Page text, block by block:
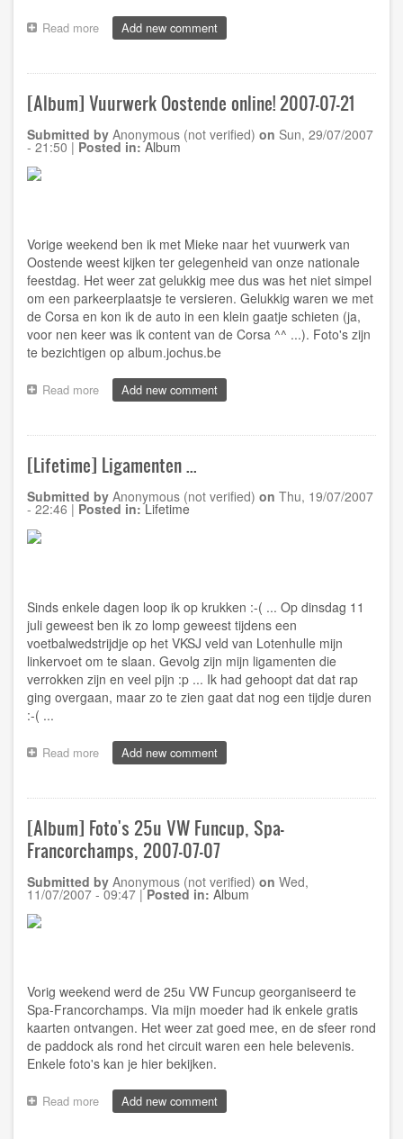
Read more about
[Website]
Virtualdub
Add new comment
[Album] Vuurwerk Oostende online! 2007-07-21
Submitted by Anonymous (not verified) on Sun, 29/07/2007
- 21:50 | Posted in:Album
Vorige weekend ben ik met Mieke naar het vuurwerk van
Oostende weest kijken ter gelegenheid van onze nationale
feestdag. Het weer zat gelukkig mee dus was het niet simpel
om een parkeerplaatsje te versieren. Gelukkig waren we met
de Corsa en kon ik de auto in een klein gaatje schieten (ja,
voor nen keer was ik content van de Corsa ^^ ...). Foto's zijn
te bezichtigen op album.jochus.be
Read more about
[Album]
Oostende
online!
2007-
21
Add new comment
[Lifetime] Ligamenten ...
Submitted by Anonymous (not verified) on Thu, 19/07/2007
- 22:46 | Posted in:Lifetime
Sinds enkele dagen loop ik op krukken :-( ... Op dinsdag 11
juli geweest ben ik zo lomp geweest tijdens een
voetbalwedstrijdje op het VKSJ veld van Lotenhulle mijn
linkervoet om te slaan. Gevolg zijn mijn ligamenten die
verrokken zijn en veel pijn :p ... Ik had gehoopt dat dat rap
ging overgaan, maar zo te zien gaat dat nog een tijdje duren
:-( ...
Read more about
[Lifetime]
...
Add new comment
[Album] Foto's 25u VW Funcup, Spa-
Francorchamps, 2007-07-07
Submitted by Anonymous (not verified) on Wed,
11/07/2007 - 09:47 |Posted in: Album
Vorig weekend werd de 25u VW Funcup georganiseerd te
Spa-Francorchamps. Via mijn moeder had ik enkele gratis
kaarten ontvangen. Het weer zat goed mee, en de sfeer rond
de paddock als rond het circuit waren een hele belevenis.
Enkele foto's kan je hier bekijken.
Read more about
[Album]
Add new comment